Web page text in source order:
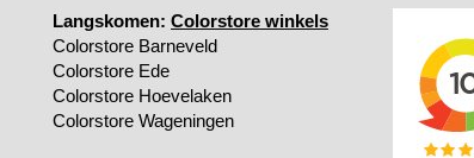
Langskomen: Colorstore winkels
Colorstore Barneveld
Colorstore Ede
Colorstore Hoevelaken
Colorstore Wageningen